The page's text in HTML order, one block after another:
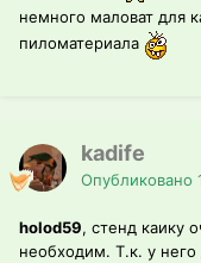
немного маловат для
пиломатериала
kadife
Опубликовано
holod59, стенд каику
необходим. Т.к. у